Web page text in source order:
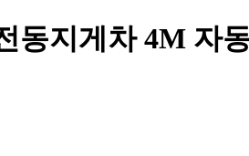
동지게차 4M 자